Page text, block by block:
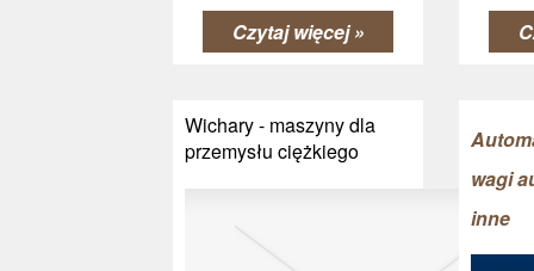
Czytaj więcej »
Wichary - maszyny dla
przemysłu ciężkiego
wagi
inne